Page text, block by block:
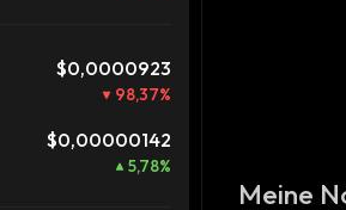
$0,0000923
98,37%
$0,00000142
5,78%
Meine